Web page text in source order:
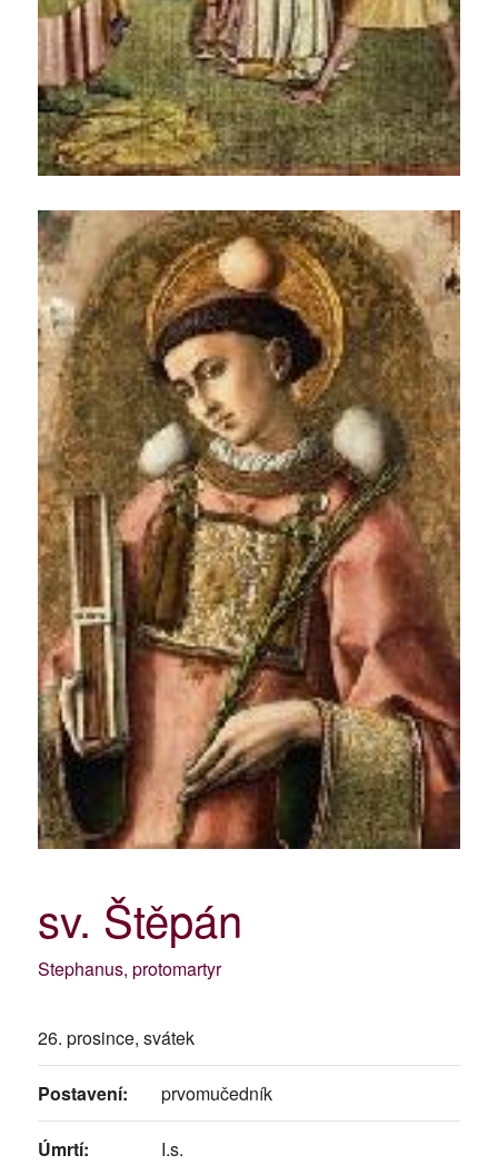
sv. Štěpán
Stephanus, protomartyr
26. prosince, svátek
Postavení: prvomučedník
Úmrtí: I.s.